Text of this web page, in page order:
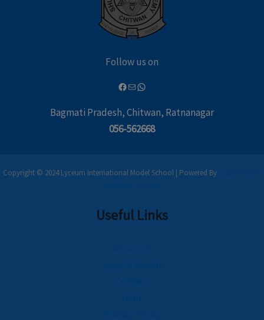
Follow us on
Bagmati Pradesh, Chitwan, Ratnanagar
056-562668
Copyright © 2024 Lyceum International Model School | Powered By
Useful Links